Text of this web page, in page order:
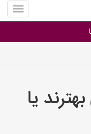
منوی
سایت
فروشی
کاربرد
شهر
یا